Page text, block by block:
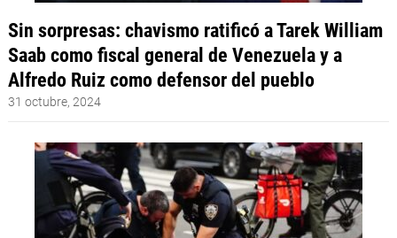
Sin sorpresas: chavismo ratificó a Tarek William
Saab como fiscal general de Venezuela y a
Alfredo Ruiz como defensor del pueblo
31 octubre, 2024